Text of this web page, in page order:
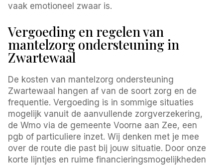
vaak emotioneel zwaar is.
Vergoeding en regelen van
mantelzorg ondersteuning in
Zwartewaal
De kosten van mantelzorg ondersteuning
Zwartewaal hangen af van de soort zorg en de
frequentie. Vergoeding is in sommige situaties
mogelijk vanuit de aanvullende zorgverzekering,
de Wmo via de gemeente Voorne aan Zee, een
pgb of particuliere inzet. Wij denken met je mee
over de route die past bij jouw situatie. Door onze
korte lijntjes en ruime financieringsmogelijkheden